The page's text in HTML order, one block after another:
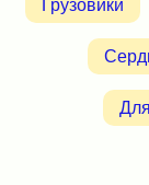
Грузовики